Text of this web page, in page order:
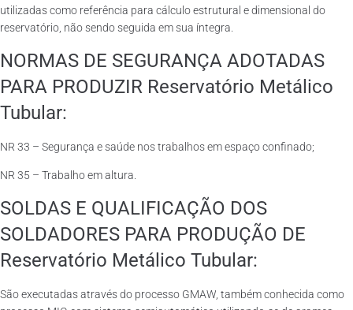
utilizadas como referência para cálculo estrutural e dimensional do
reservatório, não sendo seguida em sua íntegra.
NORMAS DE SEGURANÇA ADOTADAS
PARA PRODUZIR Reservatório Metálico
Tubular:
NR 33 – Segurança e saúde nos trabalhos em espaço confinado;
NR 35 – Trabalho em altura.
SOLDAS E QUALIFICAÇÃO DOS
SOLDADORES PARA PRODUÇÃO DE
Reservatório Metálico Tubular:
São executadas através do processo GMAW, também conhecida como